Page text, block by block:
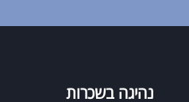
נהיגה בשכרות